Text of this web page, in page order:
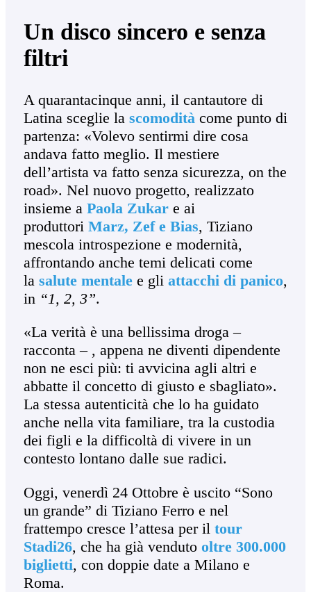
Un disco sincero e senza
filtri
A quarantacinque anni, il cantautore di
Latina sceglie la scomodità come punto di
partenza: «Volevo sentirmi dire cosa
andava fatto meglio. Il mestiere
dell’artista va fatto senza sicurezza, on the
road». Nel nuovo progetto, realizzato
insieme a Paola Zukare ai
produttori Marz, Zef e Bias, Tiziano
mescola introspezione e modernità,
affrontando anche temi delicati come
la salute mentalee gli attacchi di panico,
in “1, 2, 3”.
«La verità è una bellissima droga –
racconta – , appena ne diventi dipendente
non ne esci più: ti avvicina agli altri e
abbatte il concetto di giusto e sbagliato».
La stessa autenticità che lo ha guidato
anche nella vita familiare, tra la custodia
dei figli e la difficoltà di vivere in un
contesto lontano dalle sue radici.
Oggi, venerdì 24 Ottobre è uscito “Sono
un grande” di Tiziano Ferro e nel
frattempo cresce l’attesa per il tour
Stadi26, che ha già venduto oltre 300.000
biglietti, con doppie date a Milano e
Roma.